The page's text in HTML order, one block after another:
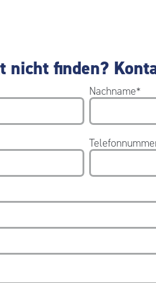
nicht finden?
Nachname*